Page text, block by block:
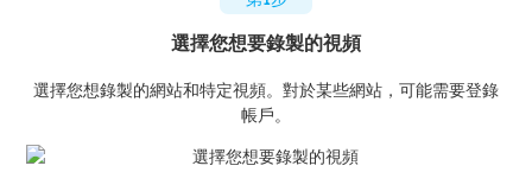
選擇您想要錄製的視頻
選擇您想錄製的網站和特定視頻。對於某些網站，可能需要登錄
帳戶。